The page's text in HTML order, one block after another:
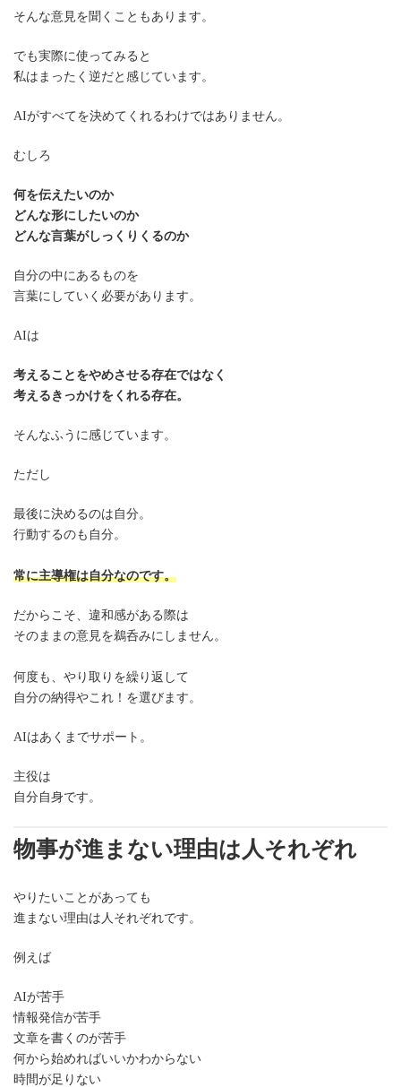
そんな意見を聞くこともあります。
でも実際に使ってみると
私はまったく逆だと感じています。
AIがすべてを決めてくれるわけではありません。
むしろ
何を伝えたいのか
どんな形にしたいのか
どんな言葉がしっくりくるのか
自分の中にあるものを
言葉にしていく必要があります。
AIは
考えることをやめさせる存在ではなく
考えるきっかけをくれる存在。
そんなふうに感じています。
ただし
最後に決めるのは自分。
行動するのも自分。
常に主導権は自分なのです。
だからこそ、違和感がある際は
そのままの意見を鵜呑みにしません。
何度も、やり取りを繰り返して
自分の納得やこれ！を選びます。
AIはあくまでサポート。
主役は
自分自身です。
物事が進まない理由は人それぞれ
やりたいことがあっても
進まない理由は人それぞれです。
例えば
AIが苦手
情報発信が苦手
文章を書くのが苦手
何から始めればいいかわからない
時間が足りない